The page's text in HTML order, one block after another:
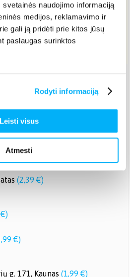
naudojimo informaciją
medijos, reklamavimo ir
gali ją pridėti prie kitos jūsų
paslaugas surinktos
Rodyti informaciją
Leisti visus
Atmesti
2,99 € )
(2,29 € )
(2,39 €)
)
€)
g. 171, Kaunas (1,99 €)